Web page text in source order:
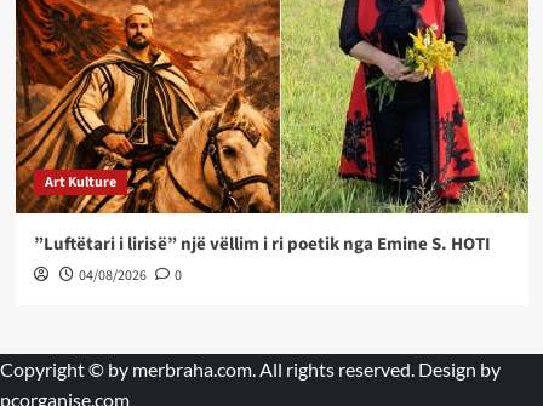
Art Kulture
”Luftëtari i lirisë” një vëllim i ri poetik nga Emine S. HOTI
04/08/2026 0
Copyright © by merbraha.com. All rights reserved. Design by
pcorganise.com